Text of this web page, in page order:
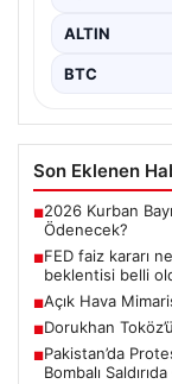
ALTIN
BTC
Son Eklenen
■2026 Kurban
Ödenecek?
■FED faiz kararı
beklentisi belli
■Açık Hava
■Dorukhan
■Pakistan’da
Bombalı